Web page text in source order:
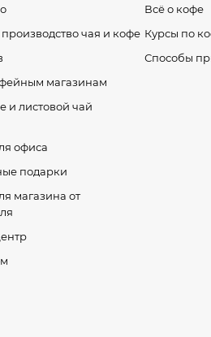
чая и кофе
магазинам
и листовой чай
офиса
подарки
магазина от
Всё о кофе
Курсы по
Способы